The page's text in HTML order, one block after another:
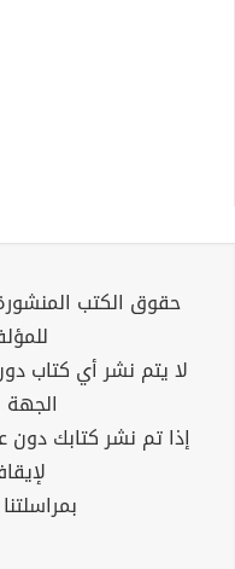
حقوق الكتب
لا يتم نشر أي كتاب
الجهة
إذا تم نشر كتابك دون